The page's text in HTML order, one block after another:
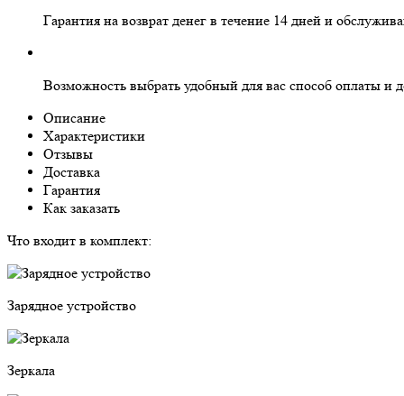
Гарантия на возврат денег в течение 14 дней и
Возможность выбрать удобный для вас способ оплаты и
Описание
Характеристики
Отзывы
Доставка
Гарантия
Как заказать
Что входит в комплект:
Зарядное устройство
Зеркала